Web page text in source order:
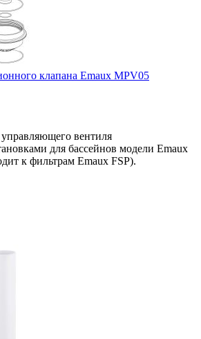
клапана Emaux MPV05
управляющего вентиля
для бассейнов модели Emaux
к фильтрам Emaux FSP).